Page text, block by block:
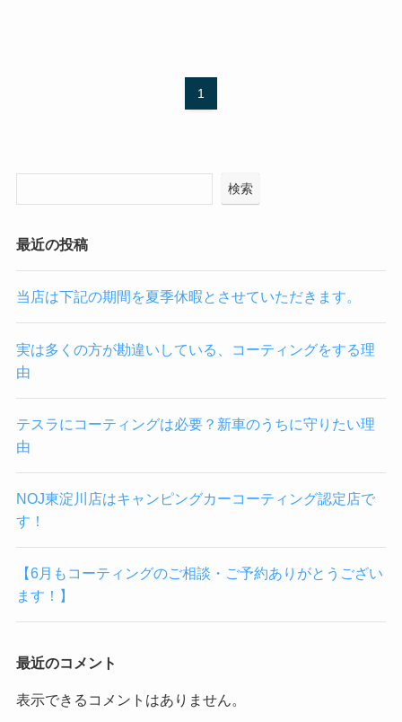
1
検索
最近の投稿
当店は下記の期間を夏季休暇とさせていただきます。
実は多くの方が勘違いしている、コーティングをする理
由
テスラにコーティングは必要？新車のうちに守りたい理
由
NOJ東淀川店はキャンピングカーコーティング認定店で
す！
【6月もコーティングのご相談・ご予約ありがとうござい
ます！】
最近のコメント
表示できるコメントはありません。